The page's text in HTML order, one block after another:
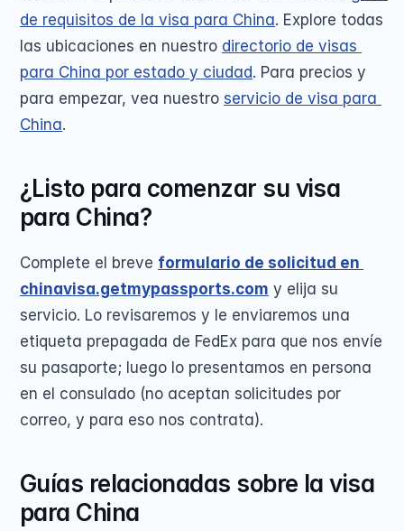
de requisitos de la visa para China. Explore todas
las ubicaciones en nuestro directorio de visas
para China por estado y ciudad. Para precios y
para empezar, vea nuestro servicio de visa para
China.
¿Listo para comenzar su visa
para China?
Complete el breve formulario de solicitud en
chinavisa.getmypassports.com y elija su
servicio. Lo revisaremos y le enviaremos una
etiqueta prepagada de FedEx para que nos envíe
su pasaporte; luego lo presentamos en persona
en el consulado (no aceptan solicitudes por
correo, y para eso nos contrata).
Guías relacionadas sobre la visa
para China